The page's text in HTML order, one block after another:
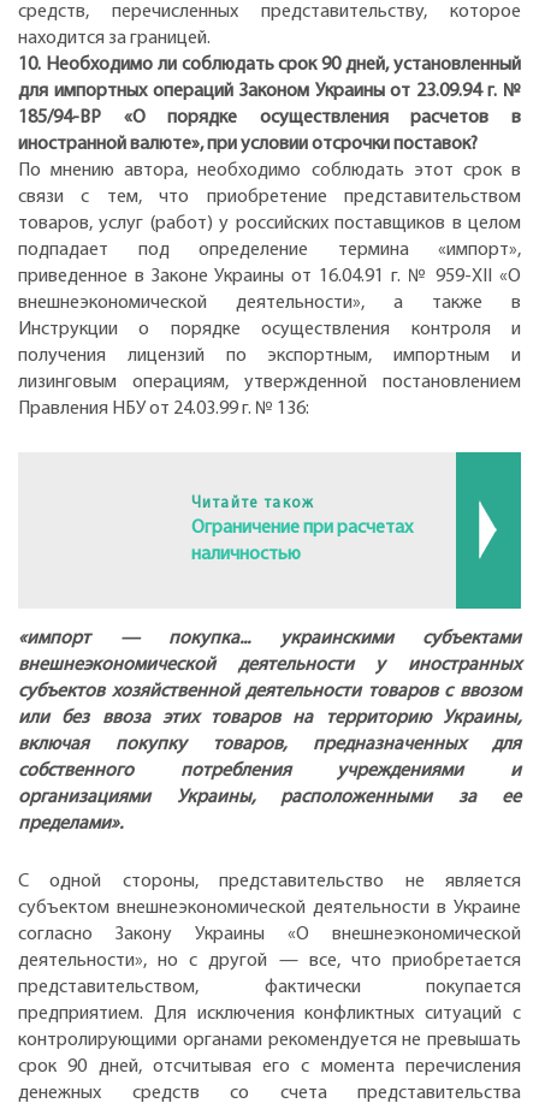
средств, перечисленных представительству, которое
находится за границей.
10. Необходимо ли соблюдать срок 90 дней, установленный
для импортных операций Законом Украины от 23.09.94 г. №
185/94-ВР «О порядке осуществления расчетов в
иностранной валюте», при условии отсрочки поставок?
По мнению автора, необходимо соблюдать этот срок в
связи с тем, что приобретение представительством
товаров, услуг (работ) у российских поставщиков в целом
подпадает под определение термина «импорт»,
приведенное в Законе Украины от 16.04.91 г. № 959-ХII «О
внешнеэкономической деятельности», а также в
Инструкции о порядке осуществления контроля и
получения лицензий по экспортным, импортным и
лизинговым операциям, утвержденной постановлением
Правления НБУ от 24.03.99 г. № 136:
Читайте також
Ограничение при расчетах
наличностью
«импорт — покупка... украинскими субъектами
внешнеэкономической деятельности у иностранных
субъектов хозяйственной деятельности товаров с ввозом
или без ввоза этих товаров на территорию Украины,
включая покупку товаров, предназначенных для
собственного потребления учреждениями и
организациями Украины, расположенными за ее
пределами».
С одной стороны, представительство не является
субъектом внешнеэкономической деятельности в Украине
согласно Закону Украины «О внешнеэкономической
деятельности», но с другой — все, что приобретается
представительством, фактически покупается
предприятием. Для исключения конфликтных ситуаций с
контролирующими органами рекомендуется не превышать
срок 90 дней, отсчитывая его с момента перечисления
денежных средств со счета представительства